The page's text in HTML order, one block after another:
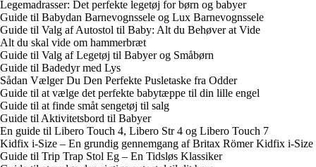
Legemadrasser: Det perfekte legetøj for børn og babyer
Guide til Babydan Barnevognssele og Lux Barnevognssele
Guide til Valg af Autostol til Baby: Alt du Behøver at Vide
Alt du skal vide om hammerbræt
Guide til Valg af Legetøj til Babyer og Småbørn
Guide til Badedyr med Lys
Sådan Vælger Du Den Perfekte Pusletaske fra Odder
Guide til at vælge det perfekte babytæppe til din lille engel
Guide til at finde småt sengetøj til salg
Guide til Aktivitetsbord til Babyer
En guide til Libero Touch 4, Libero Str 4 og Libero Touch 7
Kidfix i-Size – En grundig gennemgang af Britax Römer Kidfix i-Size
Guide til Trip Trap Stol Eg – En Tidsløs Klassiker